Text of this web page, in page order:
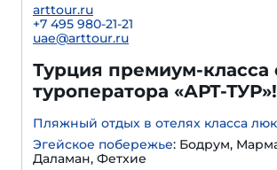
arttour.ru
+7 495 980-21-21
uae@arttour.ru
Турция премиум-класса
туроператора «АРТ-ТУР»!
Пляжный отдых в отелях класса
Эгейское побережье: Бодрум,
Даламан, Фетхие